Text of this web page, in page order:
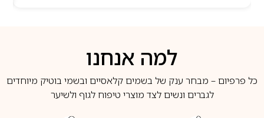
למה אנחנו
כל פרפיום – מבחר ענק של בשמים קלאסיים ובשמי בוטיק מיוחדים
לגברים ונשים לצד מוצרי טיפוח לגוף ולשיער